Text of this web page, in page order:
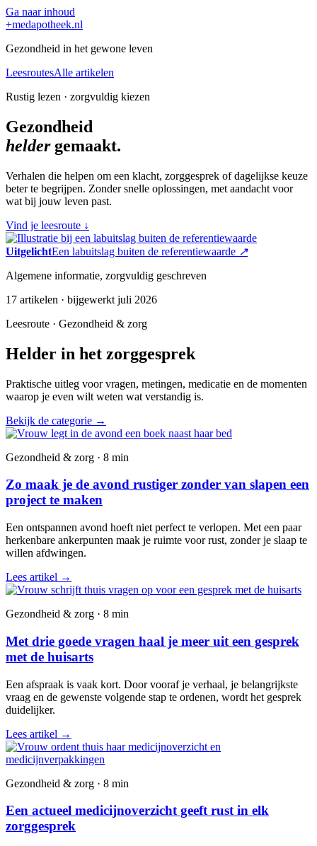
Ga naar inhoud
+medapotheek.nl
Gezondheid in het gewone leven
LeesroutesAlle artikelen
Rustig lezen · zorgvuldig kiezen
Gezondheid
heldergemaakt.
Verhalen die helpen om een klacht, zorggesprek of dagelijkse keuze
beter te begrijpen. Zonder snelle oplossingen, met aandacht voor
wat bij jouw leven past.
Vind je leesroute ↓
UitgelichtEen labuitslag buiten de referentiewaarde ↗
Algemene informatie, zorgvuldig geschreven
17 artikelen · bijgewerkt juli 2026
Leesroute · Gezondheid & zorg
Helder in het zorggesprek
Praktische uitleg voor vragen, metingen, medicatie en de momenten
waarop je even wilt weten wat verstandig is.
Bekijk de categorie →
Gezondheid & zorg · 8 min
Zo maak je de avond rustiger zonder van slapen een
project te maken
Een ontspannen avond hoeft niet perfect te verlopen. Met een paar
herkenbare ankerpunten maak je ruimte voor rust, zonder je slaap te
willen afdwingen.
Lees artikel →
Gezondheid & zorg · 8 min
Met drie goede vragen haal je meer uit een gesprek
met de huisarts
Een afspraak is vaak kort. Door vooraf je verhaal, je belangrijkste
vraag en de gewenste volgende stap te ordenen, wordt het gesprek
duidelijker.
Lees artikel →
Gezondheid & zorg · 8 min
Een actueel medicijnoverzicht geeft rust in elk
zorggesprek